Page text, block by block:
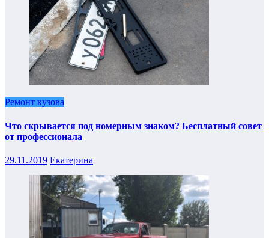
Ремонт кузова
Что скрывается под номерным знаком? Бесплатный совет
от профессионала
29.11.2019 Екатерина